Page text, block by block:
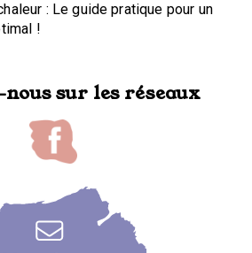
: Le guide pratique pour un
!
nous sur les réseaux